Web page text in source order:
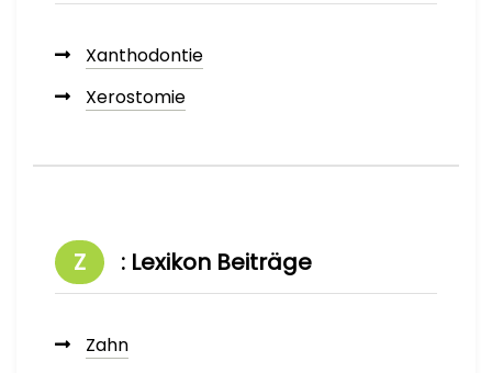
Xanthodontie
Xerostomie
Z : Lexikon Beiträge
Zahn